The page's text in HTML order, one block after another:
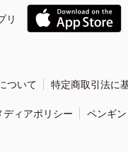
リ
ついて 特定商取引法に
ディアポリシー ペンギ